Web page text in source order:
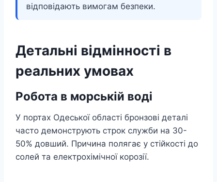
відповідають вимогам безпеки.
Детальні відмінності в
реальних умовах
Робота в морській воді
У портах Одеської області бронзові деталі
часто демонструють строк служби на 30-
50% довший. Причина полягає у стійкості до
солей та електрохімічної корозії.